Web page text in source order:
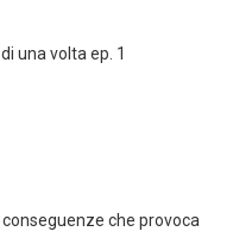
una volta ep. 1
conseguenze che provoca